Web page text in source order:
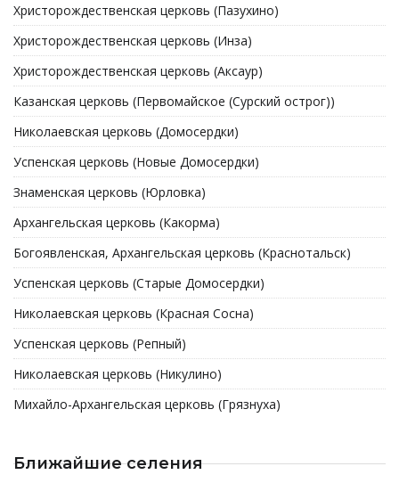
Христорождественская церковь (Пазухино)
Христорождественская церковь (Инза)
Христорождественская церковь (Аксаур)
Казанская церковь (Первомайское (Сурский острог))
Николаевская церковь (Домосердки)
Успенская церковь (Новые Домосердки)
Знаменская церковь (Юрловка)
Архангельская церковь (Какорма)
Богоявленская, Архангельская церковь (Краснотальск)
Успенская церковь (Старые Домосердки)
Николаевская церковь (Красная Сосна)
Успенская церковь (Репный)
Николаевская церковь (Никулино)
Михайло-Архангельская церковь (Грязнуха)
Ближайшие селения